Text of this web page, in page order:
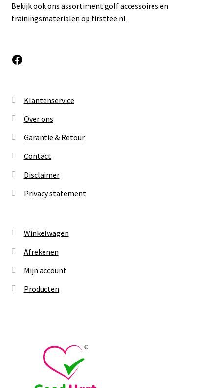
Bekijk ook ons assortiment golf accessoires en
trainingsmaterialen op firsttee.nl
Facebook
Klantenservice
Over ons
Garantie & Retour
Contact
Disclaimer
Privacy statement
Winkelwagen
Afrekenen
Mijn account
Producten